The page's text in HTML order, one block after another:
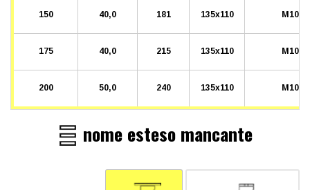
150 40,0 181 135x110 M10
175 40,0 215 135x110 M10
200 50,0 240 135x110 M10
nome esteso mancante